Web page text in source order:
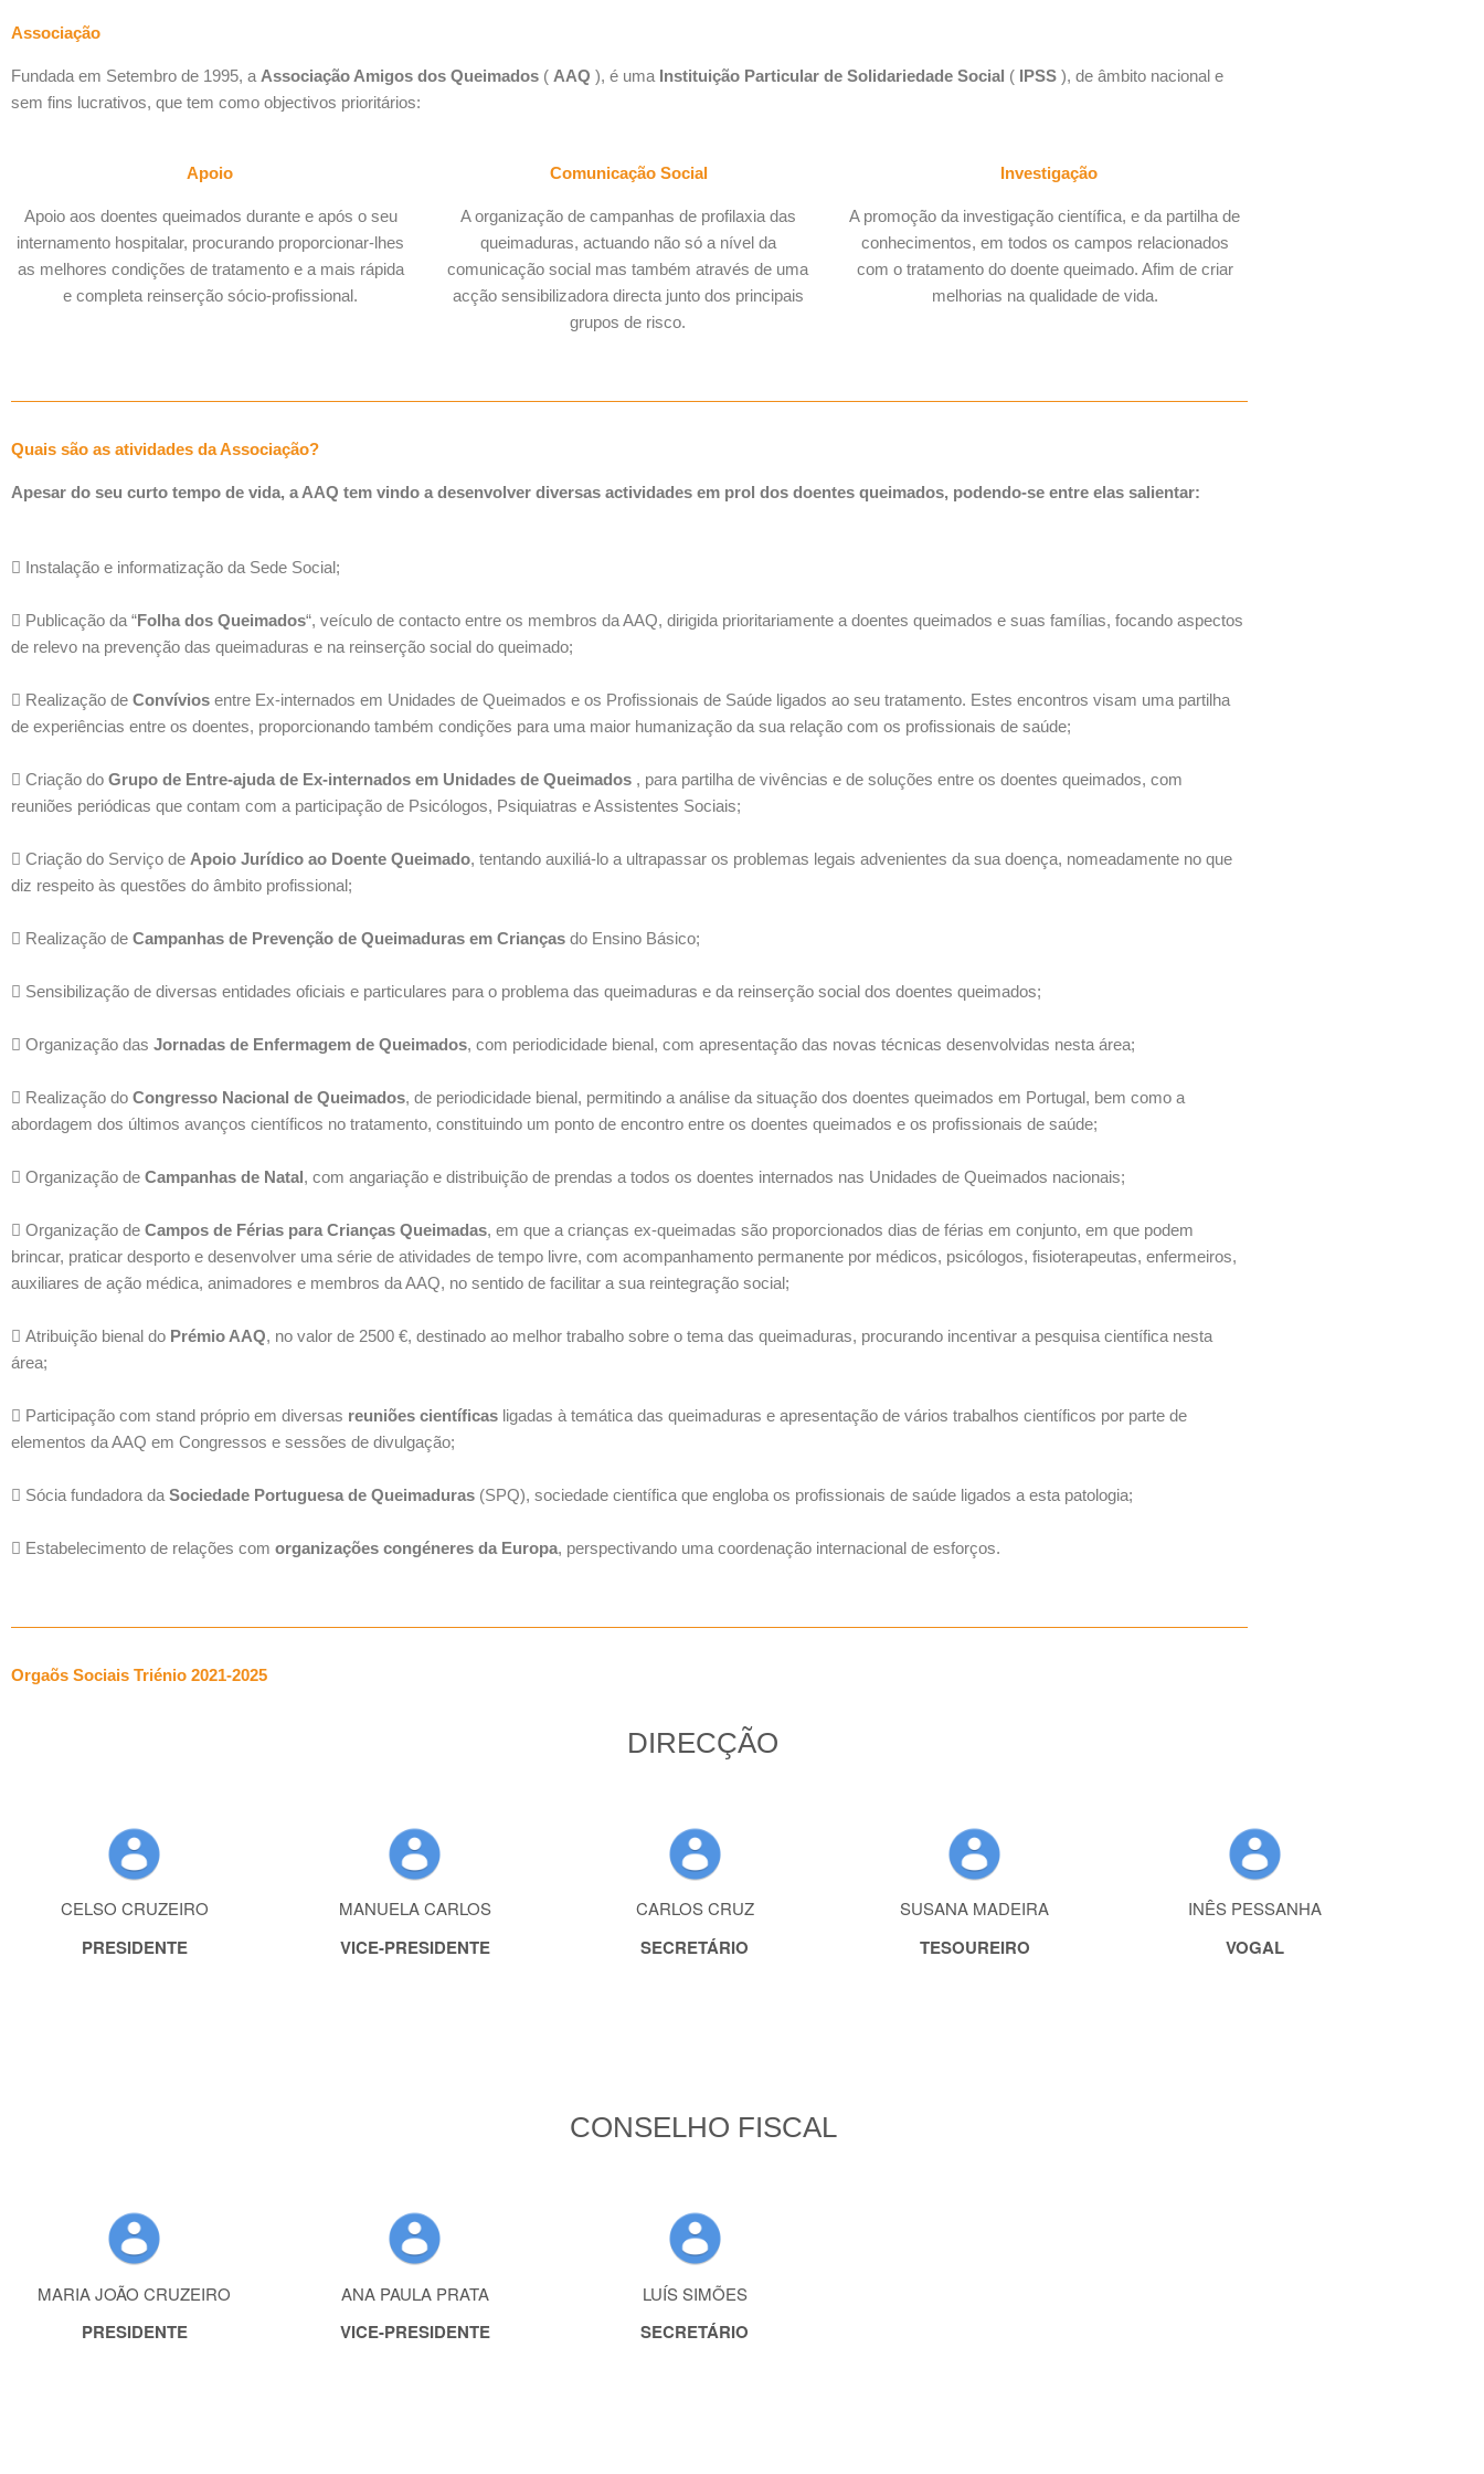
Associação
Fundada em Setembro de 1995, a Associação Amigos dos Queimados ( AAQ ), é uma Instituição Particular de Solidariedade Social ( IPSS ), de âmbito nacional e
sem fins lucrativos, que tem como objectivos prioritários:
Apoio Comunicação Social Investigação
Apoio aos doentes queimados durante e após o seu
internamento hospitalar, procurando proporcionar-lhes
as melhores condições de tratamento e a mais rápida
e completa reinserção sócio-profissional.
A organização de campanhas de profilaxia das
queimaduras, actuando não só a nível da
comunicação social mas também através de uma
acção sensibilizadora directa junto dos principais
grupos de risco.
A promoção da investigação científica, e da partilha de
conhecimentos, em todos os campos relacionados
com o tratamento do doente queimado. Afim de criar
melhorias na qualidade de vida.
Quais são as atividades da Associação?
Apesar do seu curto tempo de vida, a AAQ tem vindo a desenvolver diversas actividades em prol dos doentes queimados, podendo-se entre elas salientar:
Instalação e informatização da Sede Social;
Publicação da “Folha dos Queimados“, veículo de contacto entre os membros da AAQ, dirigida prioritariamente a doentes queimados e suas famílias, focando aspectos
de relevo na prevenção das queimaduras e na reinserção social do queimado;
Realização de Convívios entre Ex-internados em Unidades de Queimados e os Profissionais de Saúde ligados ao seu tratamento. Estes encontros visam uma partilha
de experiências entre os doentes, proporcionando também condições para uma maior humanização da sua relação com os profissionais de saúde;
Criação do Grupo de Entre-ajuda de Ex-internados em Unidades de Queimados , para partilha de vivências e de soluções entre os doentes queimados, com
reuniões periódicas que contam com a participação de Psicólogos, Psiquiatras e Assistentes Sociais;
Criação do Serviço de Apoio Jurídico ao Doente Queimado, tentando auxiliá-lo a ultrapassar os problemas legais advenientes da sua doença, nomeadamente no que
diz respeito às questões do âmbito profissional;
Realização de Campanhas de Prevenção de Queimaduras em Crianças do Ensino Básico;
Sensibilização de diversas entidades oficiais e particulares para o problema das queimaduras e da reinserção social dos doentes queimados;
Organização das Jornadas de Enfermagem de Queimados, com periodicidade bienal, com apresentação das novas técnicas desenvolvidas nesta área;
Realização do Congresso Nacional de Queimados, de periodicidade bienal, permitindo a análise da situação dos doentes queimados em Portugal, bem como a
abordagem dos últimos avanços científicos no tratamento, constituindo um ponto de encontro entre os doentes queimados e os profissionais de saúde;
Organização de Campanhas de Natal, com angariação e distribuição de prendas a todos os doentes internados nas Unidades de Queimados nacionais;
Organização de Campos de Férias para Crianças Queimadas, em que a crianças ex-queimadas são proporcionados dias de férias em conjunto, em que podem
brincar, praticar desporto e desenvolver uma série de atividades de tempo livre, com acompanhamento permanente por médicos, psicólogos, fisioterapeutas, enfermeiros,
auxiliares de ação médica, animadores e membros da AAQ, no sentido de facilitar a sua reintegração social;
Atribuição bienal do Prémio AAQ, no valor de 2500 €, destinado ao melhor trabalho sobre o tema das queimaduras, procurando incentivar a pesquisa científica nesta
área;
Participação com stand próprio em diversas reuniões científicas ligadas à temática das queimaduras e apresentação de vários trabalhos científicos por parte de
elementos da AAQ em Congressos e sessões de divulgação;
Sócia fundadora da Sociedade Portuguesa de Queimaduras (SPQ), sociedade científica que engloba os profissionais de saúde ligados a esta patologia;
Estabelecimento de relações com organizações congéneres da Europa, perspectivando uma coordenação internacional de esforços.
Orgaõs Sociais Triénio 2021-2025
DIRECÇÃO
CELSO CRUZEIRO
PRESIDENTE
MANUELA CARLOS
VICE-PRESIDENTE
CARLOS CRUZ
SECRETÁRIO
SUSANA MADEIRA
TESOUREIRO
INÊS PESSANHA
VOGAL
CONSELHO FISCAL
MARIA JOÃO CRUZEIRO
PRESIDENTE
ANA PAULA PRATA
VICE-PRESIDENTE
LUÍS SIMÕES
SECRETÁRIO